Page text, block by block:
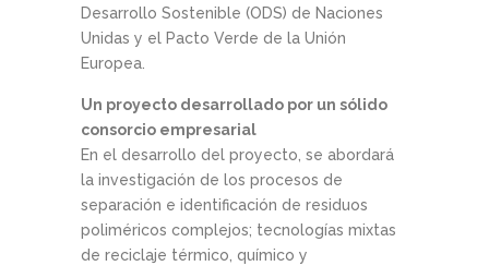
Desarrollo Sostenible (ODS) de Naciones
Unidas y el Pacto Verde de la Unión
Europea.
Un proyecto desarrollado por un sólido
consorcio empresarial
En el desarrollo del proyecto, se abordará
la investigación de los procesos de
separación e identificación de residuos
poliméricos complejos; tecnologías mixtas
de reciclaje térmico, químico y